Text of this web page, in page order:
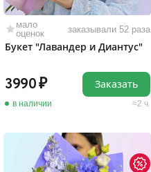
мало
оценок
заказывали 52 раза
Букет "Лавандер и Диантус"
3990
в наличии 2 ч.
Заказать